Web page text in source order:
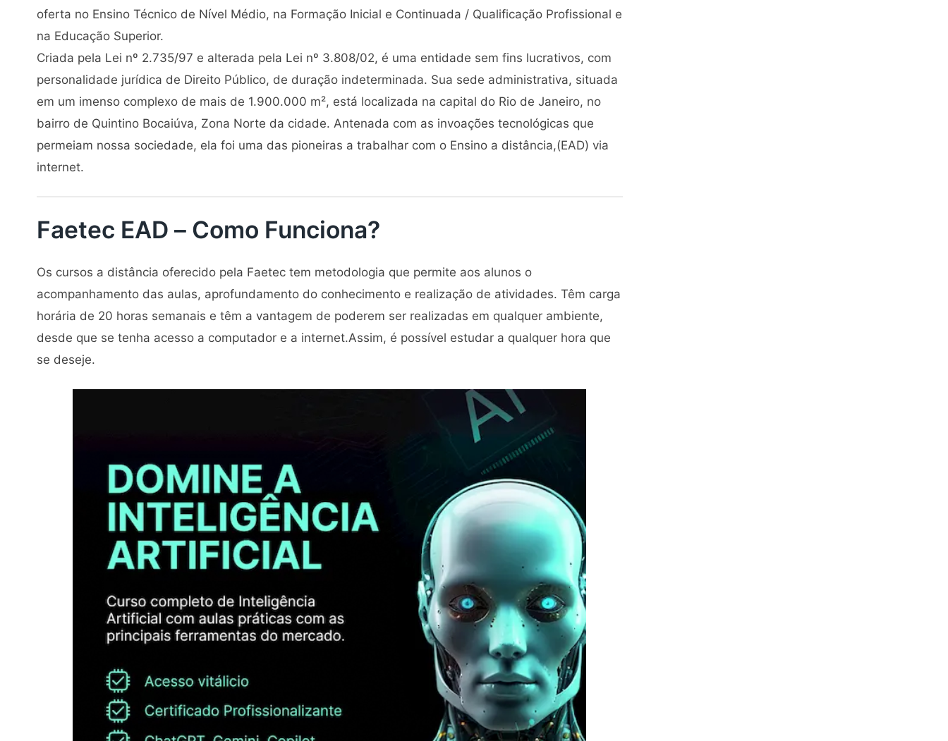
oferta no Ensino Técnico de Nível Médio, na Formação Inicial e Continuada / Qualificação Profissional e
na Educação Superior.
Criada pela Lei nº 2.735/97 e alterada pela Lei nº 3.808/02, é uma entidade sem fins lucrativos, com
personalidade jurídica de Direito Público, de duração indeterminada. Sua sede administrativa, situada
em um imenso complexo de mais de 1.900.000 m², está localizada na capital do Rio de Janeiro, no
bairro de Quintino Bocaiúva, Zona Norte da cidade. Antenada com as invoações tecnológicas que
permeiam nossa sociedade, ela foi uma das pioneiras a trabalhar com o Ensino a distância,(EAD) via
internet.
Faetec EAD – Como Funciona?
Os cursos a distância oferecido pela Faetec tem metodologia que permite aos alunos o
acompanhamento das aulas, aprofundamento do conhecimento e realização de atividades. Têm carga
horária de 20 horas semanais e têm a vantagem de poderem ser realizadas em qualquer ambiente,
desde que se tenha acesso a computador e a internet.Assim, é possível estudar a qualquer hora que
se deseje.